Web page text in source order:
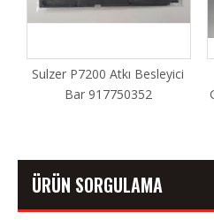
Sulzer P7200 Mermi
Gövdesi Karbon 717994000
ÜRÜN SORGULAMA